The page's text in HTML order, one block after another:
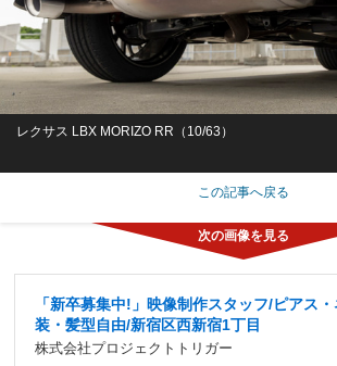
レクサス LBX MORIZO RR（10/63）
この記事へ戻る
「新卒募集中!」映像制作スタッフ/ピアス
装・髪型自由/新宿区西新宿1丁目
株式会社プロジェクトトリガー